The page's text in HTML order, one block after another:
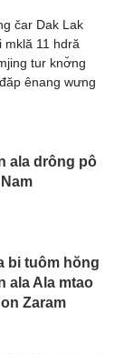
čar Dak Lak
mklă 11 hdră
tur knơ̆ng
ênang wưng
ala drông pô
bi tuôm hŏng
ala Ala mtao
Zaram